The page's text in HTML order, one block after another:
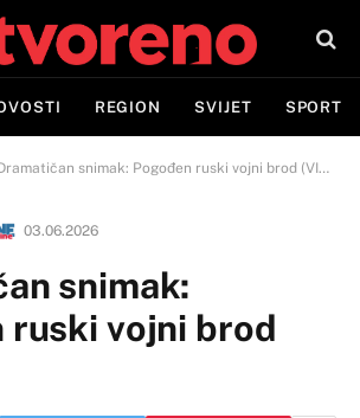
REGION SVIJET SPORT
snimak: Pogođen ruski vojni brod (VIDEO)
03.06.2026
snimak:
ruski vojni brod